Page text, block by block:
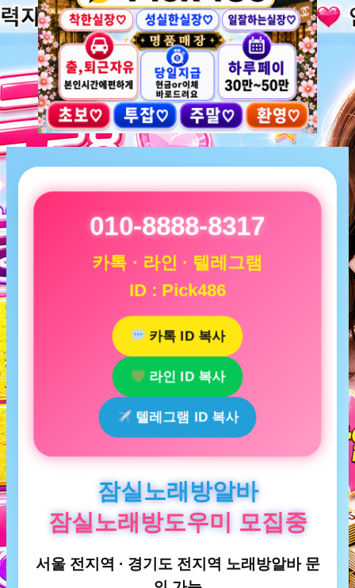
010-8888-8317
카톡 · 라인 · 텔레그램
ID : Pick486
카톡 ID 복사
라인 ID 복사
텔레그램 ID 복사
잠실노래방알바
잠실노래방도우미 모집중
서울 전지역 · 경기도 전지역 노래방알바 문